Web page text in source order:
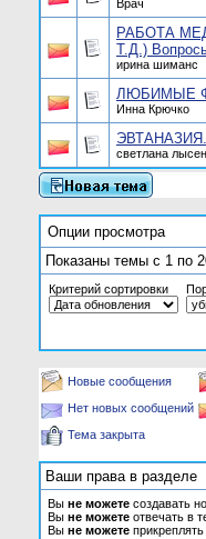
Врач
РАБОТА
Т.Д.)
ирина шиманс
ЛЮБИМЫЕ
Инна Крючко
светлана
Опции просмотра
Показаны темы с 1 по
Критерий сортировки
Новые сообщения
Нет новых сообщений
Тема закрыта
Ваши права в разделе
Вы не можете создавать
Вы не можете отвечать в
Вы не можете